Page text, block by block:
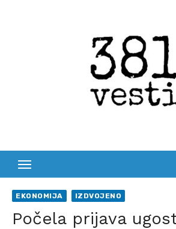
EKONOMIJA IZDVOJENO
Počela prijava